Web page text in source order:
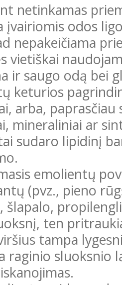
netinkamas
įvairiomis odos
nepakeičiama
vietiškai
ir saugo odą bei
keturios
arba,
mineraliniai ar
sudaro lipidinį
emolientų
(pvz., pieno
šlapalo,
ten
tampa
raginio sluoksnio